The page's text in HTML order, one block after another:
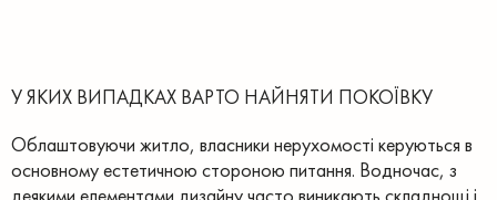
У ЯКИХ ВИПАДКАХ ВАРТО НАЙНЯТИ ПОКОЇВКУ
Облаштовуючи житло, власники нерухомості керуються в
основному естетичною стороною питання. Водночас, з